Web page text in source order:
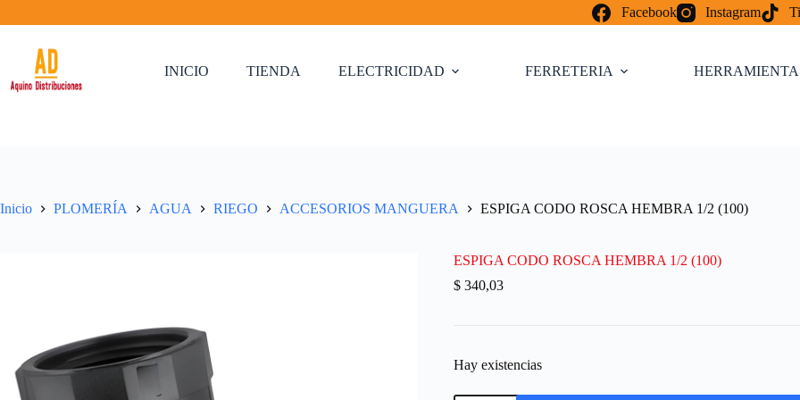
al
Facebook Instagram
INICIO TIENDA ELECTRICIDAD FERRETERIA
Inicio PLOMERÍA AGUA RIEGO ACCESORIOS MANGUERA ESPIGA CODO ROSCA HEMBRA 1/2 (100)
ESPIGA CODO ROSCA HEMBRA 1/2 (100)
$340,03
Hay existencias